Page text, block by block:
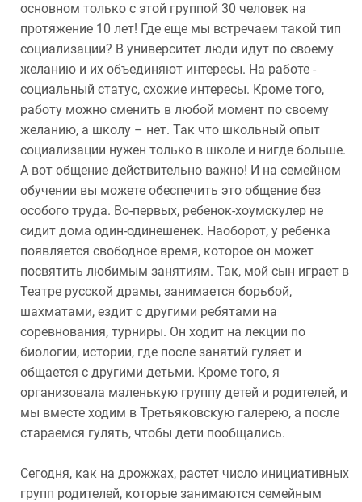
основном только с этой группой 30 человек на
протяжение 10 лет! Где еще мы встречаем такой тип
социализации? В университет люди идут по своему
желанию и их объединяют интересы. На работе -
социальный статус, схожие интересы. Кроме того,
работу можно сменить в любой момент по своему
желанию, а школу – нет. Так что школьный опыт
социализации нужен только в школе и нигде больше.
А вот общение действительно важно! И на семейном
обучении вы можете обеспечить это общение без
особого труда. Во-первых, ребенок-хоумскулер не
сидит дома один-одинешенек. Наоборот, у ребенка
появляется свободное время, которое он может
посвятить любимым занятиям. Так, мой сын играет в
Театре русской драмы, занимается борьбой,
шахматами, ездит с другими ребятами на
соревнования, турниры. Он ходит на лекции по
биологии, истории, где после занятий гуляет и
общается с другими детьми. Кроме того, я
организовала маленькую группу детей и родителей, и
мы вместе ходим в Третьяковскую галерею, а после
стараемся гулять, чтобы дети пообщались.
Сегодня, как на дрожжах, растет число инициативных
групп родителей, которые занимаются семейным